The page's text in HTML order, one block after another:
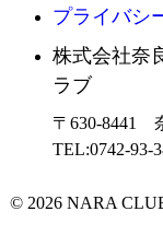
プライバシ
株式会社奈
ラブ
〒630-8441
TEL:0742-93-
© 2026 NARA